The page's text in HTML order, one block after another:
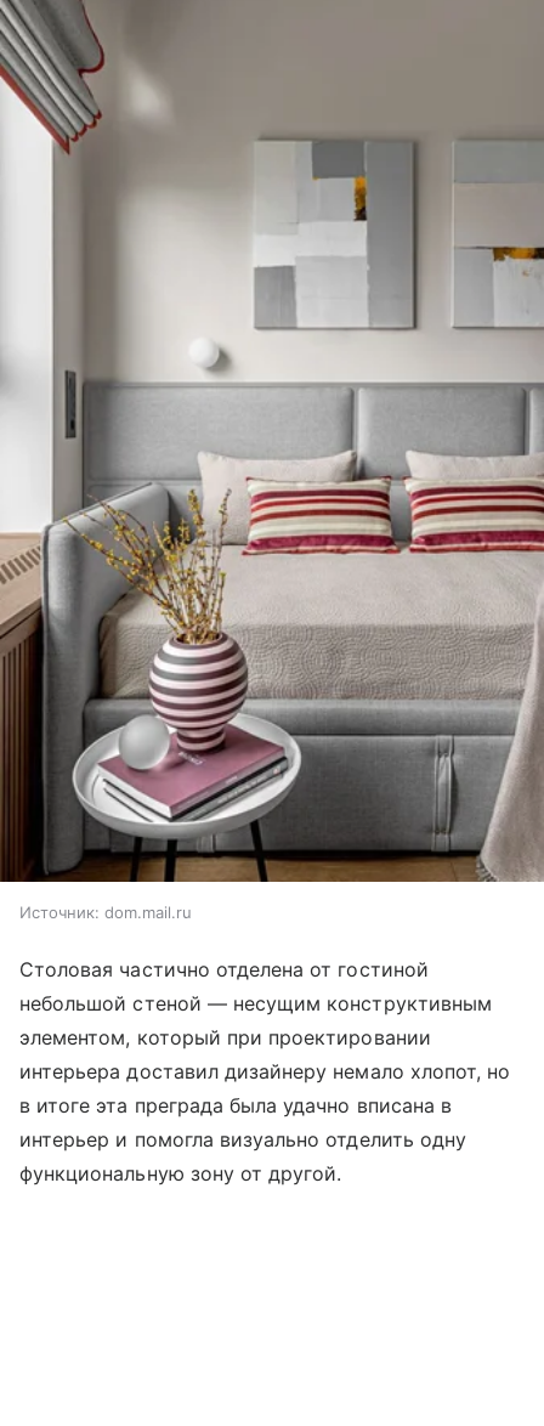
Источник: dom.mail.ru
Столовая частично отделена от гостиной
небольшой стеной — несущим конструктивным
элементом, который при проектировании
интерьера доставил дизайнеру немало хлопот, но
в итоге эта преграда была удачно вписана в
интерьер и помогла визуально отделить одну
функциональную зону от другой.